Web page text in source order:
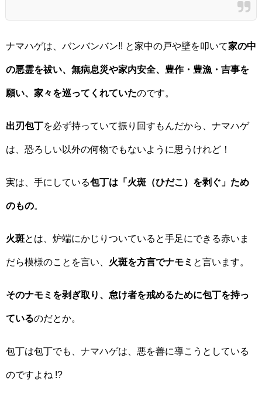
ナマハゲは、バンバンバン!! と家中の戸や壁を叩いて家の中
の悪霊を祓い、無病息災や家内安全、豊作・豊漁・吉事を
願い、家々を巡ってくれていたのです。
出刃包丁を必ず持っていて振り回すもんだから、ナマハゲ
は、恐ろしい以外の何物でもないように思うけれど！
実は、手にしている包丁は「火斑（ひだこ）を剥ぐ」ため
のもの。
火斑とは、炉端にかじりついていると手足にできる赤いま
だら模様のことを言い、 火斑を方言でナモミ と言います。
そのナモミを剥ぎ取り、怠け者を戒めるために包丁を持っ
ているのだとか。
包丁は包丁でも、ナマハゲは、悪を善に導こうとしている
のですよね !?